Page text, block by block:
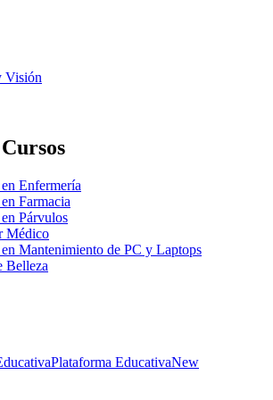
Visión
Enfermería
Farmacia
Párvulos
Médico
Mantenimiento de PC y Laptops
Belleza
Plataforma EducativaNew